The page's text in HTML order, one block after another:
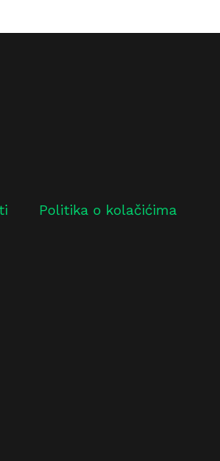
Politika o kolačićima